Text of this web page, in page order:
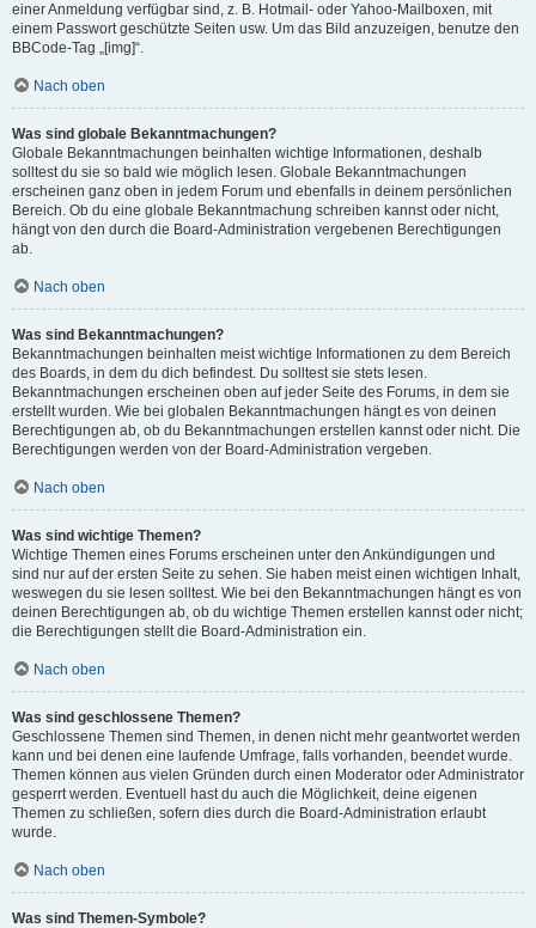
einer Anmeldung verfügbar sind, z. B. Hotmail- oder Yahoo-Mailboxen, mit
einem Passwort geschützte Seiten usw. Um das Bild anzuzeigen, benutze den
BBCode-Tag „[img]“.
Nach oben
Was sind globale Bekanntmachungen?
Globale Bekanntmachungen beinhalten wichtige Informationen, deshalb
solltest du sie so bald wie möglich lesen. Globale Bekanntmachungen
erscheinen ganz oben in jedem Forum und ebenfalls in deinem persönlichen
Bereich. Ob du eine globale Bekanntmachung schreiben kannst oder nicht,
hängt von den durch die Board-Administration vergebenen Berechtigungen
ab.
Nach oben
Was sind Bekanntmachungen?
Bekanntmachungen beinhalten meist wichtige Informationen zu dem Bereich
des Boards, in dem du dich befindest. Du solltest sie stets lesen.
Bekanntmachungen erscheinen oben auf jeder Seite des Forums, in dem sie
erstellt wurden. Wie bei globalen Bekanntmachungen hängt es von deinen
Berechtigungen ab, ob du Bekanntmachungen erstellen kannst oder nicht. Die
Berechtigungen werden von der Board-Administration vergeben.
Nach oben
Was sind wichtige Themen?
Wichtige Themen eines Forums erscheinen unter den Ankündigungen und
sind nur auf der ersten Seite zu sehen. Sie haben meist einen wichtigen Inhalt,
weswegen du sie lesen solltest. Wie bei den Bekanntmachungen hängt es von
deinen Berechtigungen ab, ob du wichtige Themen erstellen kannst oder nicht;
die Berechtigungen stellt die Board-Administration ein.
Nach oben
Was sind geschlossene Themen?
Geschlossene Themen sind Themen, in denen nicht mehr geantwortet werden
kann und bei denen eine laufende Umfrage, falls vorhanden, beendet wurde.
Themen können aus vielen Gründen durch einen Moderator oder Administrator
gesperrt werden. Eventuell hast du auch die Möglichkeit, deine eigenen
Themen zu schließen, sofern dies durch die Board-Administration erlaubt
wurde.
Nach oben
Was sind Themen-Symbole?